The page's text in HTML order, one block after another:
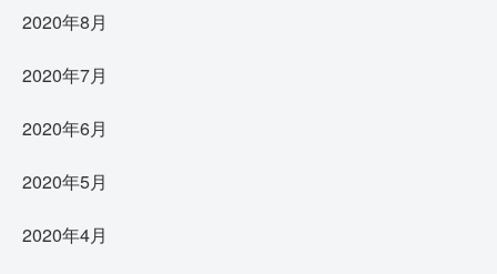
2020年8月
2020年7月
2020年6月
2020年5月
2020年4月